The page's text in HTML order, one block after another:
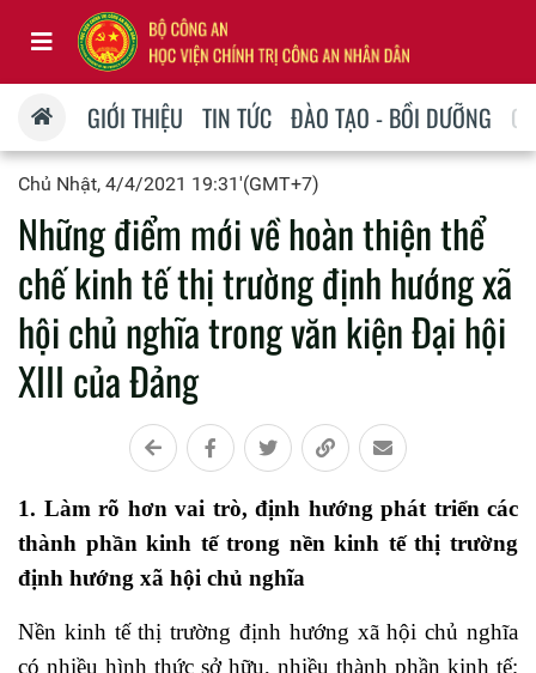
GIỚI THIỆU TIN TỨC ĐÀO TẠO - BỒI DƯỠNG
Chủ Nhật, 4/4/2021 19:31'(GMT+7)
Những điểm mới về hoàn thiện thể
chế kinh tế thị trường định hướng xã
hội chủ nghĩa trong văn kiện Đại hội
XIII của Đảng
1. Làm rõ hơn vai trò, định hướng phát triển các
thành phần kinh tế trong nền kinh tế thị trường
định hướng xã hội chủ nghĩa
Nền kinh tế thị trường định hướng xã hội chủ nghĩa
có nhiều hình thức sở hữu, nhiều thành phần kinh tế;